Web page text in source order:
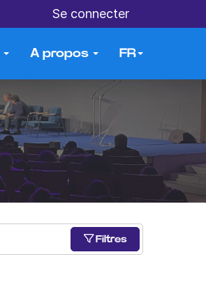
Se connecter
A propos FR
Filtres